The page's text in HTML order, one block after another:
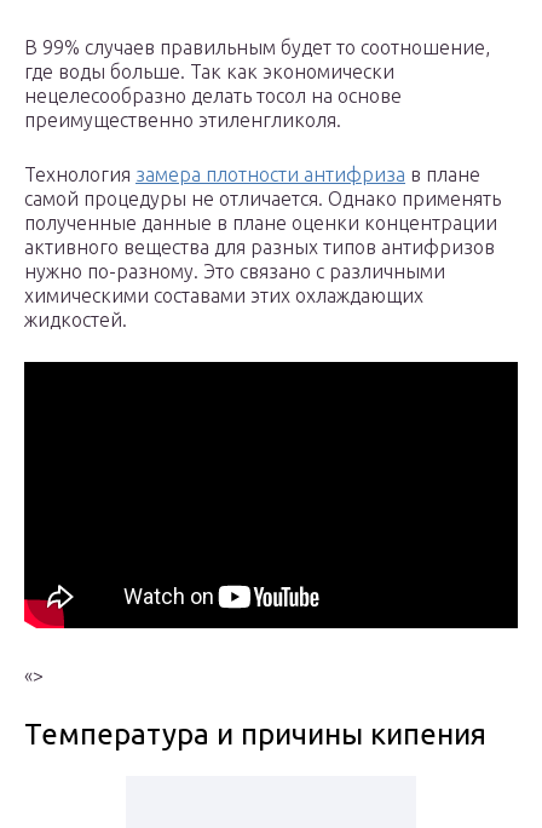
В 99% случаев правильным будет то соотношение,
где воды больше. Так как экономически
нецелесообразно делать тосол на основе
преимущественно этиленгликоля.
Технология замера плотности антифриза в плане
самой процедуры не отличается. Однако применять
полученные данные в плане оценки концентрации
активного вещества для разных типов антифризов
нужно по-разному. Это связано с различными
химическими составами этих охлаждающих
жидкостей.
«>
Температура и причины кипения